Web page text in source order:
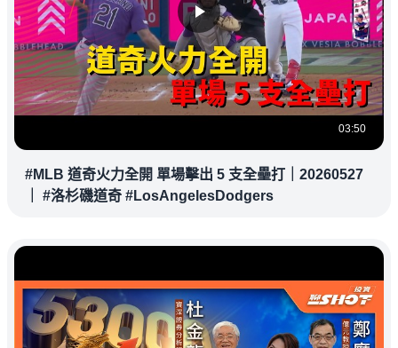
03:50
#MLB 道奇火力全開 單場擊出 5 支全壘打｜20260527
｜ #洛杉磯道奇 #LosAngelesDodgers